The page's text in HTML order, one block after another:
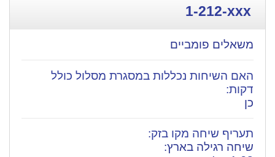
1-212-xxx
משאלים פומביים
כן
שיחה רגילה בארץ: